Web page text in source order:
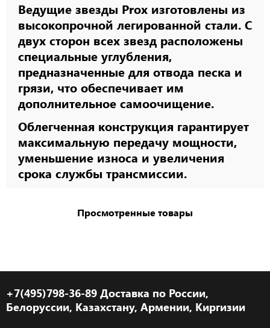
Ведущие звезды Prox изготовлены из
высокопрочной легированной стали. С
двух сторон всех звезд расположены
специальные углубления,
предназначенные для отвода песка и
грязи, что обеспечивает им
дополнительное самоочищение.
Облегченная конструкция гарантирует
максимальную передачу мощности,
уменьшение износа и увеличения
срока службы трансмиссии.
Просмотренные товары
+7(495)798-36-89 Доставка по России,
Белоруссии, Казахстану, Армении, Киргизии